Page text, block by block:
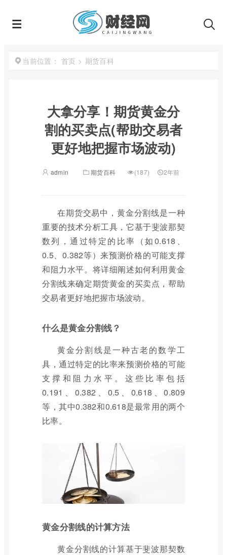
当前位置： 首页 > 期货百科
大拿分享！期货黄金分
割的买卖点(帮助交易者
更好地把握市场波动)
admin 期货百科 (187) 2年前
在期货交易中，黄金分割线是一种
重要的技术分析工具，它基于斐波那契
数列，通过特定的比率（如0.618、
0.5、0.382等）来预测价格的可能支撑
和阻力水平。将详细阐述如何利用黄金
分割线来确定期货黄金的买卖点，帮助
交易者更好地把握市场波动。
什么是黄金分割线？
黄金分割线是一种古老的数学工
具，通过特定的比率来预测价格的可能
支撑和阻力水平。这些比率包括
0.191、0.382、0.5、0.618、0.809
等，其中0.382和0.618是最常用的两个
比率。
黄金分割线的计算方法
黄金分割线的计算基于斐波那契数